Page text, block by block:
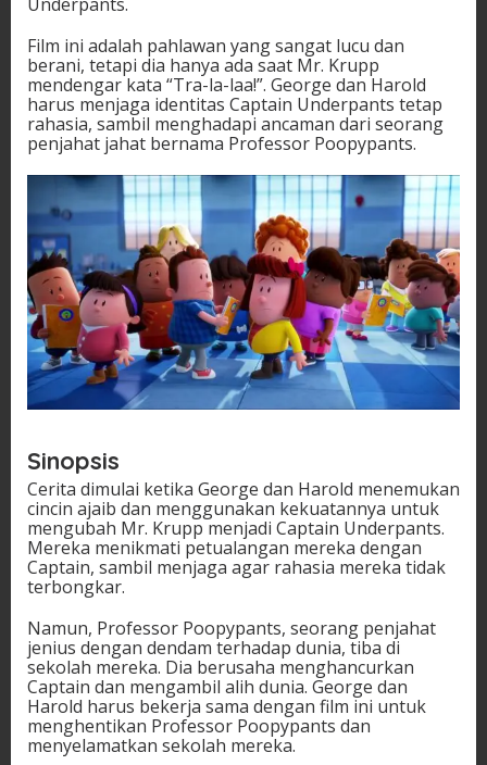
Underpants.
Film ini adalah pahlawan yang sangat lucu dan
berani, tetapi dia hanya ada saat Mr. Krupp
mendengar kata “Tra-la-laa!”. George dan Harold
harus menjaga identitas Captain Underpants tetap
rahasia, sambil menghadapi ancaman dari seorang
penjahat jahat bernama Professor Poopypants.
Sinopsis
Cerita dimulai ketika George dan Harold menemukan
cincin ajaib dan menggunakan kekuatannya untuk
mengubah Mr. Krupp menjadi Captain Underpants.
Mereka menikmati petualangan mereka dengan
Captain, sambil menjaga agar rahasia mereka tidak
terbongkar.
Namun, Professor Poopypants, seorang penjahat
jenius dengan dendam terhadap dunia, tiba di
sekolah mereka. Dia berusaha menghancurkan
Captain dan mengambil alih dunia. George dan
Harold harus bekerja sama dengan film ini untuk
menghentikan Professor Poopypants dan
menyelamatkan sekolah mereka.